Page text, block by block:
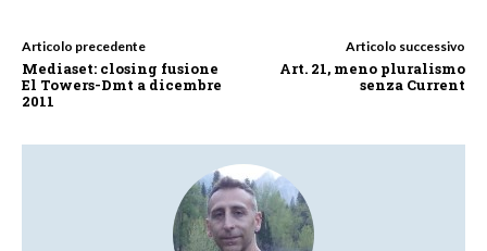
Articolo precedente
Mediaset: closing fusione
El Towers-Dmt a dicembre
2011
Articolo successivo
Art. 21, meno pluralismo
senza Current